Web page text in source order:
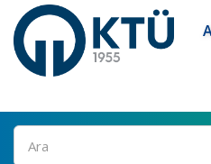
Ara